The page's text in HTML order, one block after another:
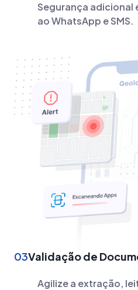
Segurança adicional
ao WhatsApp e SMS.
03Validação de
Agilize a extração,